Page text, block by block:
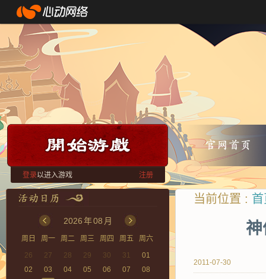
登录以进入游戏 注册
2026年08 月
周日 周一 周二 周三 周四 周五
周六
26
27 28 29 30 31
01
02
03 04 05 06 07
08
当前位置 :
2011-07-30